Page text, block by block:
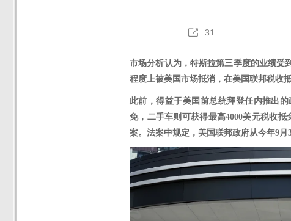
市场分析认为，特斯拉第三季度的业绩受
程度上被美国市场抵消 ， 在美国联邦税收
此前，得益于美国前总统拜登任内推出
免，二手车则可获得最高4000美元税收
案。法案中规定，美国联邦政府从今年9